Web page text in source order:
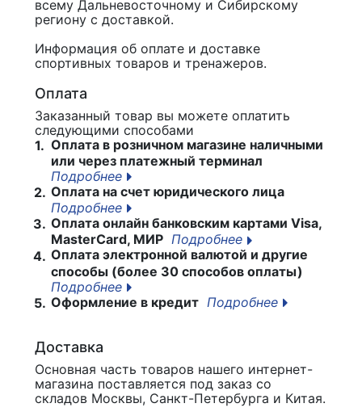
всему Дальневосточному и Сибирскому
региону с доставкой.
Информация об оплате и доставке
спортивных товаров и тренажеров.
Оплата
Заказанный товар вы можете оплатить
следующими способами
1. Оплата в розничном магазине наличными
или через платежный терминал
Подробнее
2. Оплата на счет юридического лица
Подробнее
3. Оплата онлайн банковским картами Visa,
MasterCard, МИР Подробнее
4. Оплата электронной валютой и другие
способы (более 30 способов оплаты)
Подробнее
5. Оформление в кредит Подробнее
Доставка
Основная часть товаров нашего интернет-
магазина поставляется под заказ со
складов Москвы, Санкт-Петербурга и Китая.